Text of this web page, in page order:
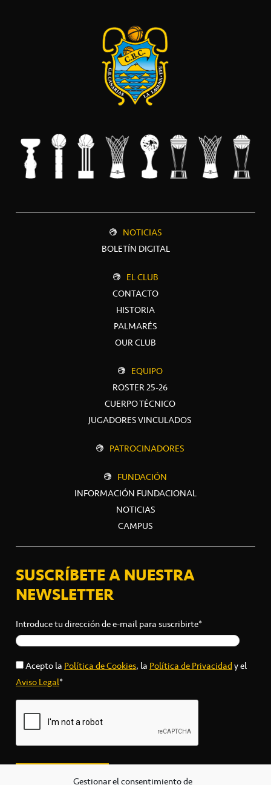
Gestionar el consentimiento de
NOTICIAS
BOLETÍN DIGITAL
EL CLUB
CONTACTO
HISTORIA
PALMARÉS
OUR CLUB
EQUIPO
ROSTER 25-26
CUERPO TÉCNICO
JUGADORES VINCULADOS
PATROCINADORES
FUNDACIÓN
INFORMACIÓN FUNDACIONAL
NOTICIAS
CAMPUS
SUSCRÍBETE A NUESTRA
NEWSLETTER
Introduce tu dirección de e-mail para suscribirte*
Acepto laPolítica de Cookies, laPolítica de Privacidady el
Aviso Legal*